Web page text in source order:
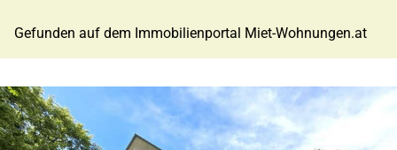
Gefunden auf dem Immobilienportal Miet-Wohnungen.at